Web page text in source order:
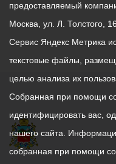
предоставляемый
Москва, ул. Л. Толстого,
Сервис Яндекс Метрика
текстовые файлы,
целью анализа их
Собранная при помощи
идентифицировать вас,
нашего сайта.
собранная при помощи